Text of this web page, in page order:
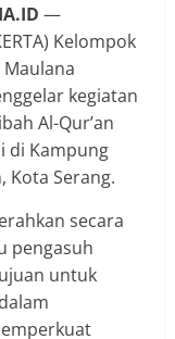
—
Kelompok
kegiatan
Al-Qur’an
di Kampung
Kota Serang.
secara
pengasuh
untuk